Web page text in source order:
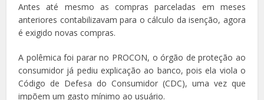
Antes até mesmo as compras parceladas em meses
anteriores contabilizavam para o cálculo da isenção, agora
é exigido novas compras.
A polêmica foi parar no PROCON, o órgão de proteção ao
consumidor já pediu explicação ao banco, pois ela viola o
Código de Defesa do Consumidor (CDC), uma vez que
impõem um gasto mínimo ao usuário.